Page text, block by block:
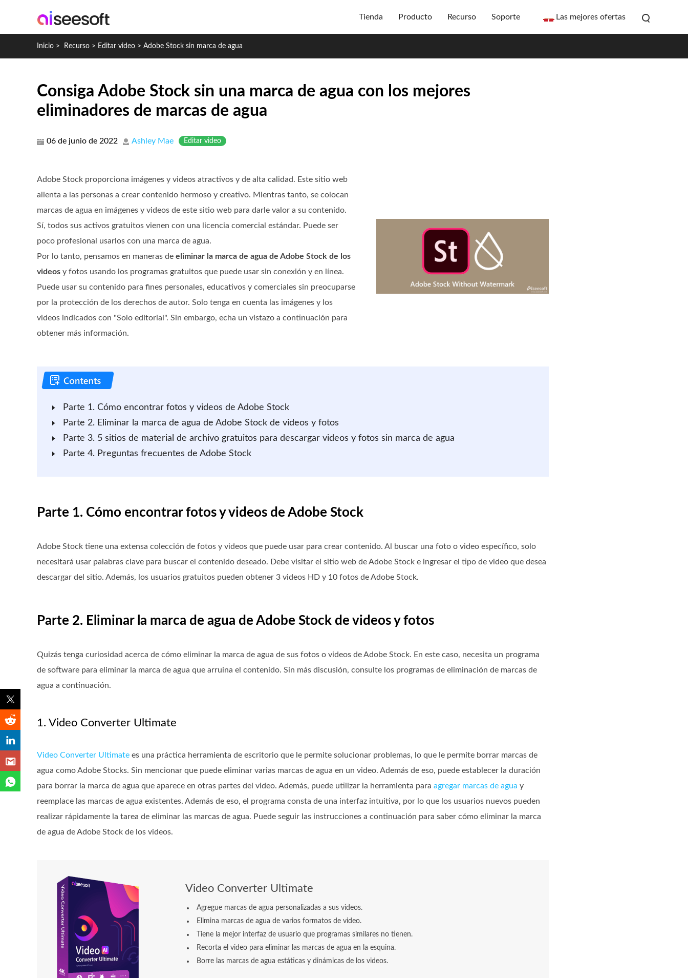
Tienda Producto Recurso Soporte Las mejores ofertas
Inicio > Recurso > Editar video > Adobe Stock sin marca de agua
Consiga Adobe Stock sin una marca de agua con los mejores
eliminadores de marcas de agua
06 de junio de 2022 Ashley Mae Editar video
Adobe Stock proporciona imágenes y videos atractivos y de alta calidad. Este sitio web
alienta a las personas a crear contenido hermoso y creativo. Mientras tanto, se colocan
marcas de agua en imágenes y videos de este sitio web para darle valor a su contenido.
Sí, todos sus activos gratuitos vienen con una licencia comercial estándar. Puede ser
poco profesional usarlos con una marca de agua.
Por lo tanto, pensamos en maneras de eliminar la marca de agua de Adobe Stock de los
videos y fotos usando los programas gratuitos que puede usar sin conexión y en línea.
Puede usar su contenido para fines personales, educativos y comerciales sin preocuparse
por la protección de los derechos de autor. Solo tenga en cuenta las imágenes y los
videos indicados con "Solo editorial". Sin embargo, echa un vistazo a continuación para
obtener más información.
Parte 1. Cómo encontrar fotos y videos de Adobe Stock
Parte 2. Eliminar la marca de agua de Adobe Stock de videos y fotos
Parte 3. 5 sitios de material de archivo gratuitos para descargar videos y fotos sin marca de agua
Parte 4. Preguntas frecuentes de Adobe Stock
Parte 1. Cómo encontrar fotos y videos de Adobe Stock
Adobe Stock tiene una extensa colección de fotos y videos que puede usar para crear contenido. Al buscar una foto o video específico, solo
necesitará usar palabras clave para buscar el contenido deseado. Debe visitar el sitio web de Adobe Stock e ingresar el tipo de video que desea
descargar del sitio. Además, los usuarios gratuitos pueden obtener 3 videos HD y 10 fotos de Adobe Stock.
Parte 2. Eliminar la marca de agua de Adobe Stock de videos y fotos
Quizás tenga curiosidad acerca de cómo eliminar la marca de agua de sus fotos o videos de Adobe Stock. En este caso, necesita un programa
de software para eliminar la marca de agua que arruina el contenido. Sin más discusión, consulte los programas de eliminación de marcas de
agua a continuación.
1. Video Converter Ultimate
Video Converter Ultimate es una práctica herramienta de escritorio que le permite solucionar problemas, lo que le permite borrar marcas de
agua como Adobe Stocks. Sin mencionar que puede eliminar varias marcas de agua en un video. Además de eso, puede establecer la duración
para borrar la marca de agua que aparece en otras partes del video. Además, puede utilizar la herramienta para agregar marcas de agua y
reemplace las marcas de agua existentes. Además de eso, el programa consta de una interfaz intuitiva, por lo que los usuarios nuevos pueden
realizar rápidamente la tarea de eliminar las marcas de agua. Puede seguir las instrucciones a continuación para saber cómo eliminar la marca
de agua de Adobe Stock de los videos.
Video Converter Ultimate
Agregue marcas de agua personalizadas a sus videos.
Elimina marcas de agua de varios formatos de video.
Tiene la mejor interfaz de usuario que programas similares no tienen.
Recorta el video para eliminar las marcas de agua en la esquina.
Borre las marcas de agua estáticas y dinámicas de los videos.